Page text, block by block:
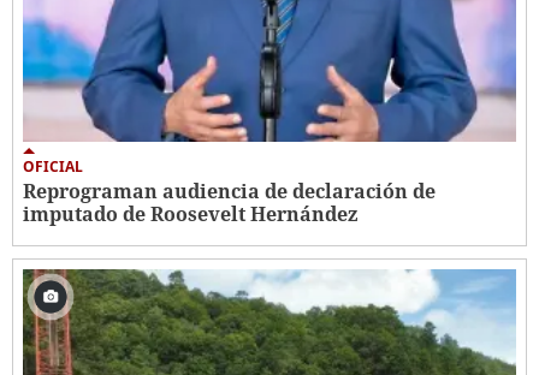
OFICIAL
Reprograman audiencia de declaración de
imputado de Roosevelt Hernández